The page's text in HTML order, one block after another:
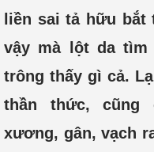
liền sai tả hữu
vậy mà lột da tìm
trông thấy gì cả.
thần thức, cũng
xương, gân, vạch